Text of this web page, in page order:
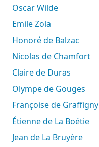
Oscar Wilde
Emile Zola
Honoré de Balzac
Nicolas de Chamfort
Claire de Duras
Olympe de Gouges
Françoise de Graffigny
Étienne de La Boétie
Jean de La Bruyère